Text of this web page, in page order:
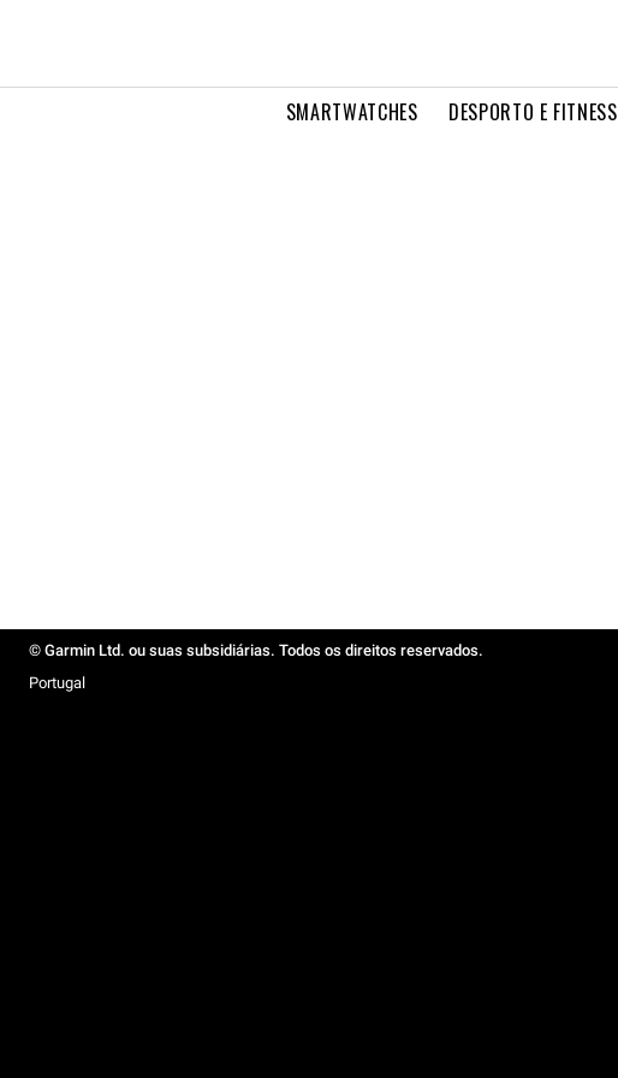
SMARTWATCHES DESPORTO E FITNESS
© Garmin Ltd. ou suas subsidiárias. Todos os direitos reservados.
Portugal